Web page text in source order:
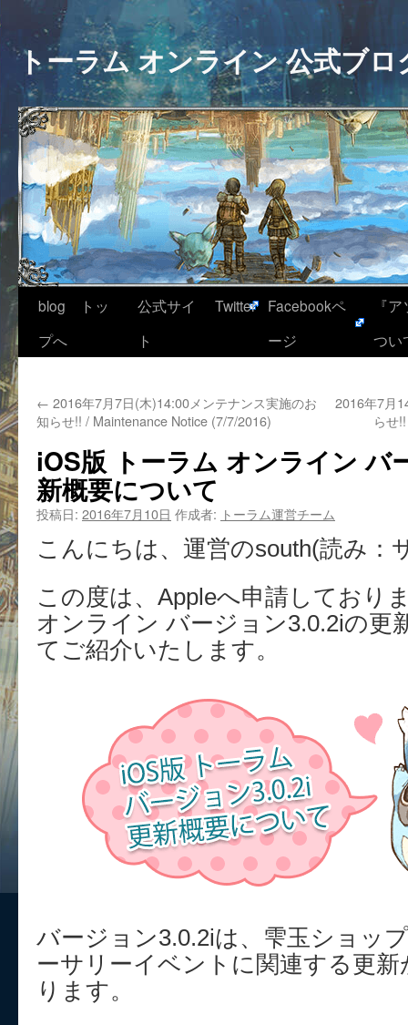
トーラム オンライン 公式ブロ
blog トッ
プへ
公式サイ
ト
Twitter
Facebookペ
ージ
『
つい
← 2016年7月7日(木)14:00メンテナンス実施のお
知らせ!! / Maintenance Notice (7/7/2016)
2016年7月
らせ
iOS版 トーラム オンライン バ
新概要について
投稿日: 2016年7月10日 作成者: トーラム運営チーム
こんにちは、運営のsouth(読み：
この度は、Appleへ申請しており
オンライン バージョン3.0.2iの更
てご紹介いたします。
バージョン3.0.2iは、雫玉ショッ
ーサリーイベントに関連する更
ります。